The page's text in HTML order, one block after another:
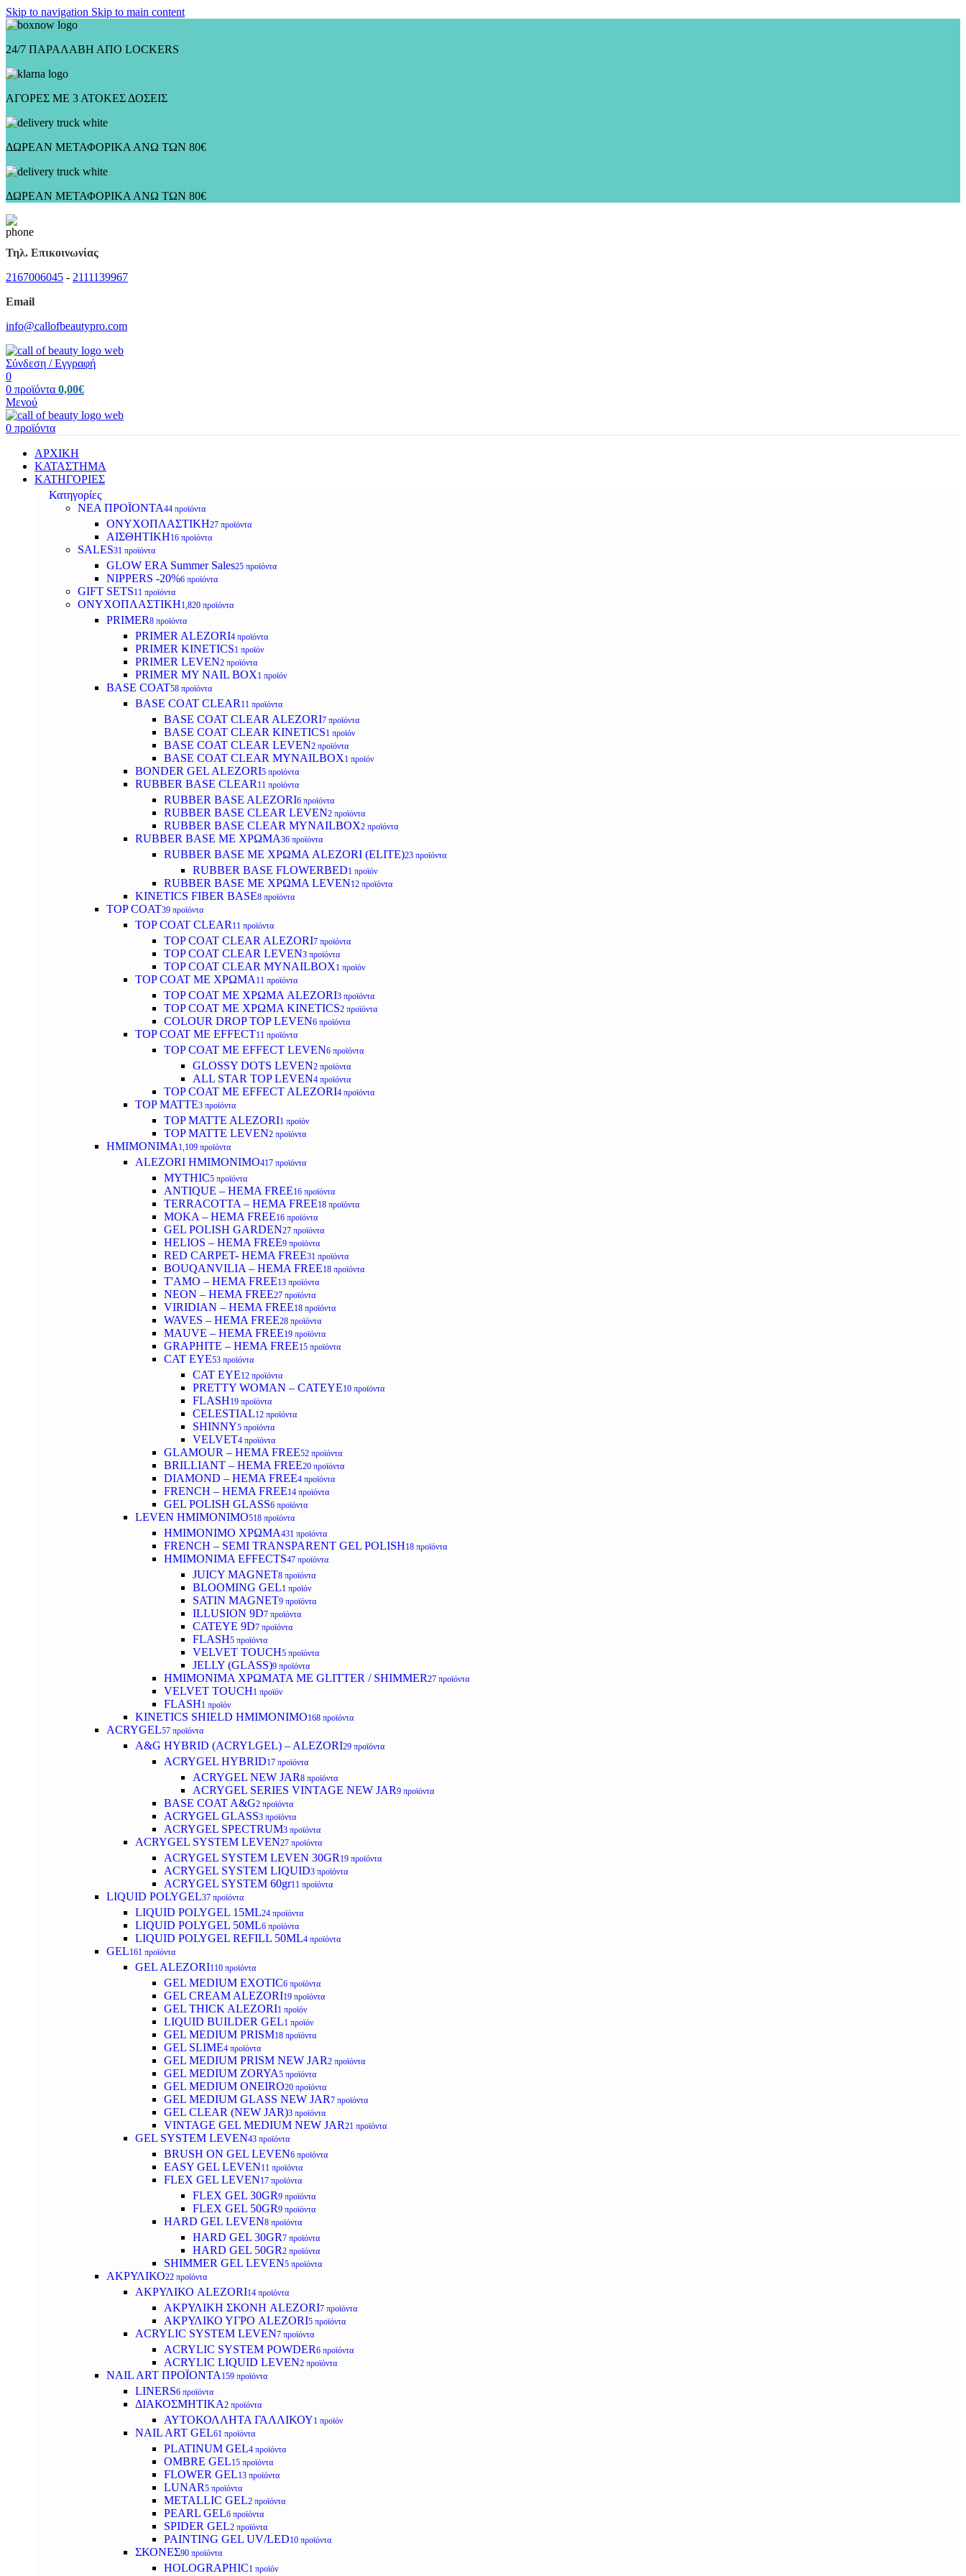
Skip to navigation Skip to main content
24/7 ΠΑΡΑΛΑΒΗ ΑΠΟ LOCKERS
ΑΓΟΡΕΣ ΜΕ 3 ΑΤΟΚΕΣ ΔΟΣΕΙΣ
ΔΩΡΕΑΝ ΜΕΤΑΦΟΡΙΚΑ ΑΝΩ ΤΩΝ 80€
ΔΩΡΕΑΝ ΜΕΤΑΦΟΡΙΚΑ ΑΝΩ ΤΩΝ 80€
Τηλ. Επικοινωνίας
2167006045 - 2111139967
Email
info@callofbeautypro.com
Σύνδεση / Εγγραφή
0
0 προϊόντα 0,00€
Μενού
0 προϊόντα
ΑΡΧΙΚΗ
ΚΑΤΑΣΤΗΜΑ
ΚΑΤΗΓΟΡΙΕΣ
Κατηγορίες
ΝΕΑ ΠΡΟΪΟΝΤΑ44 προϊόντα
ΟΝΥΧΟΠΛΑΣΤΙΚΗ27 προϊόντα
ΑΙΣΘΗΤΙΚΗ16 προϊόντα
SALES31 προϊόντα
GLOW ERA Summer Sales25 προϊόντα
NIPPERS -20%6 προϊόντα
GIFT SETS11 προϊόντα
ΟΝΥΧΟΠΛΑΣΤΙΚΗ1,820 προϊόντα
PRIMER8 προϊόντα
PRIMER ALEZORI4 προϊόντα
PRIMER KINETICS1 προϊόν
PRIMER LEVEN2 προϊόντα
PRIMER MY NAIL BOX1 προϊόν
BASE COAT58 προϊόντα
BASE COAT CLEAR 11 προϊόντα
BASE COAT CLEAR ALEZORI7 προϊόντα
BASE COAT CLEAR KINETICS1 προϊόν
BASE COAT CLEAR LEVEN2 προϊόντα
BASE COAT CLEAR MYNAILBOX1 προϊόν
BONDER GEL ALEZORI5 προϊόντα
RUBBER BASE CLEAR 11 προϊόντα
RUBBER BASE ALEZORI6 προϊόντα
RUBBER BASE CLEAR LEVEN2 προϊόντα
RUBBER BASE CLEAR MYNAILBOX2 προϊόντα
RUBBER BASE ΜΕ ΧΡΩΜΑ36 προϊόντα
RUBBER BASE ΜΕ ΧΡΩΜΑ ALEZORI (ELITE)23 προϊόντα
RUBBER BASE FLOWERBED1 προϊόν
RUBBER BASE ΜΕ ΧΡΩΜΑ LEVEN12 προϊόντα
KINETICS FIBER BASE8 προϊόντα
TOP COAT39 προϊόντα
TOP COAT CLEAR 11 προϊόντα
TOP COAT CLEAR ALEZORI7 προϊόντα
TOP COAT CLEAR LEVEN3 προϊόντα
TOP COAT CLEAR MYNAILBOX1 προϊόν
TOP COAT ΜΕ ΧΡΩΜΑ 11 προϊόντα
TOP COAT ΜΕ ΧΡΩΜΑ ALEZORI3 προϊόντα
TOP COAT ΜΕ ΧΡΩΜΑ KINETICS2 προϊόντα
COLOUR DROP TOP LEVEN6 προϊόντα
TOP COAT ΜΕ EFFECT11 προϊόντα
TOP COAT ME EFFECT LEVEN6 προϊόντα
GLOSSY DOTS LEVEN2 προϊόντα
ALL STAR TOP LEVEN4 προϊόντα
TOP COAT ME EFFECT ALEZORI4 προϊόντα
TOP MATTE3 προϊόντα
TOP MATTE ALEZORI1 προϊόν
TOP MATTE LEVEN2 προϊόντα
ΗΜΙΜΟΝΙΜΑ 1,109 προϊόντα
ALEZORI ΗΜΙΜΟΝΙΜΟ417 προϊόντα
MYTHIC5 προϊόντα
ANTIQUE – HEMA FREE16 προϊόντα
TERRACOTTA – HEMA FREE18 προϊόντα
MOKA – HEMA FREE16 προϊόντα
GEL POLISH GARDEN27 προϊόντα
HELIOS – HEMA FREE9 προϊόντα
RED CARPET- HEMA FREE31 προϊόντα
BOUQANVILIA – HEMA FREE18 προϊόντα
T'AMO – HEMA FREE13 προϊόντα
NEON – HEMA FREE27 προϊόντα
VIRIDIAN – HEMA FREE18 προϊόντα
WAVES – HEMA FREE28 προϊόντα
MAUVE – HEMA FREE19 προϊόντα
GRAPHITE – HEMA FREE15 προϊόντα
CAT EYE53 προϊόντα
CAT EYE12 προϊόντα
PRETTY WOMAN – CATEYE10 προϊόντα
FLASH19 προϊόντα
CELESTIAL12 προϊόντα
SHINNY5 προϊόντα
VELVET4 προϊόντα
GLAMOUR – HEMA FREE52 προϊόντα
BRILLIANT – HEMA FREE20 προϊόντα
DIAMOND – HEMA FREE4 προϊόντα
FRENCH – HEMA FREE14 προϊόντα
GEL POLISH GLASS6 προϊόντα
LEVEN ΗΜΙΜΟΝΙΜΟ518 προϊόντα
ΗΜΙΜΟΝΙΜΟ ΧΡΩΜΑ431 προϊόντα
FRENCH – SEMI TRANSPARENT GEL POLISH18 προϊόντα
HMIMONIMA EFFECTS47 προϊόντα
JUICY MAGNET8 προϊόντα
BLOOMING GEL1 προϊόν
SATIN MAGNET9 προϊόντα
ILLUSION 9D7 προϊόντα
CATEYE 9D7 προϊόντα
FLASH5 προϊόντα
VELVET TOUCH5 προϊόντα
JELLY (GLASS)9 προϊόντα
ΗΜΙΜΟΝΙΜA ΧΡΩΜΑΤΑ ΜΕ GLITTER / SHIMMER27 προϊόντα
VELVET TOUCH1 προϊόν
FLASH1 προϊόν
KINETICS SHIELD ΗΜΙΜΟΝΙΜΟ168 προϊόντα
ACRYGEL57 προϊόντα
A&G HYBRID (ACRYLGEL) – ALEZORI29 προϊόντα
ACRYGEL HYBRID17 προϊόντα
ACRYGEL NEW JAR8 προϊόντα
ACRYGEL SERIES VINTAGE NEW JAR9 προϊόντα
BASE COAT A&G2 προϊόντα
ACRYGEL GLASS3 προϊόντα
ACRYGEL SPECTRUM3 προϊόντα
ACRYGEL SYSTEM LEVEN27 προϊόντα
ACRYGEL SYSTEM LEVEN 30GR 19 προϊόντα
ACRYGEL SYSTEM LIQUID3 προϊόντα
ACRYGEL SYSTEM 60gr11 προϊόντα
LIQUID POLYGEL37 προϊόντα
LIQUID POLYGEL 15ML24 προϊόντα
LIQUID POLYGEL 50ML6 προϊόντα
LIQUID POLYGEL REFILL 50ML4 προϊόντα
GEL161 προϊόντα
GEL ALEZORI110 προϊόντα
GEL MEDIUM EXOTIC6 προϊόντα
GEL CREAM ALEZORI19 προϊόντα
GEL THICK ALEZORI1 προϊόν
LIQUID BUILDER GEL1 προϊόν
GEL MEDIUM PRISM18 προϊόντα
GEL SLIME4 προϊόντα
GEL MEDIUM PRISM NEW JAR2 προϊόντα
GEL MEDIUM ZORYA5 προϊόντα
GEL MEDIUM ONEIRO20 προϊόντα
GEL MEDIUM GLASS NEW JAR7 προϊόντα
GEL CLEAR (NEW JAR)3 προϊόντα
VINTAGE GEL MEDIUM NEW JAR21 προϊόντα
GEL SYSTEM LEVEN43 προϊόντα
BRUSH ON GEL LEVEN6 προϊόντα
EASY GEL LEVEN11 προϊόντα
FLEX GEL LEVEN17 προϊόντα
FLEX GEL 30GR9 προϊόντα
FLEX GEL 50GR9 προϊόντα
HARD GEL LEVEN8 προϊόντα
HARD GEL 30GR7 προϊόντα
HARD GEL 50GR2 προϊόντα
SHIMMER GEL LEVEN5 προϊόντα
ΑΚΡΥΛΙΚΟ22 προϊόντα
ΑΚΡΥΛΙΚΟ ALEZORI14 προϊόντα
ΑΚΡΥΛΙΚΗ ΣΚΟΝΗ ALEZORI7 προϊόντα
ΑΚΡΥΛΙΚΟ ΥΓΡΟ ALEZORI5 προϊόντα
ACRYLIC SYSTEM LEVEN7 προϊόντα
ACRYLIC SYSTEM POWDER6 προϊόντα
ACRYLIC LIQUID LEVEN2 προϊόντα
NAIL ART ΠΡΟΪΟΝΤΑ 159 προϊόντα
LINERS6 προϊόντα
ΔΙΑΚΟΣΜΗΤΙΚΑ2 προϊόντα
ΑΥΤΟΚΟΛΛΗΤΑ ΓΑΛΛΙΚΟΥ1 προϊόν
NAIL ART GEL61 προϊόντα
PLATINUM GEL4 προϊόντα
OMBRE GEL15 προϊόντα
FLOWER GEL13 προϊόντα
LUNAR5 προϊόντα
METALLIC GEL2 προϊόντα
PEARL GEL6 προϊόντα
SPIDER GEL2 προϊόντα
PAINTING GEL UV/LED10 προϊόντα
ΣΚΟΝΕΣ90 προϊόντα
HOLOGRAPHIC1 προϊόν